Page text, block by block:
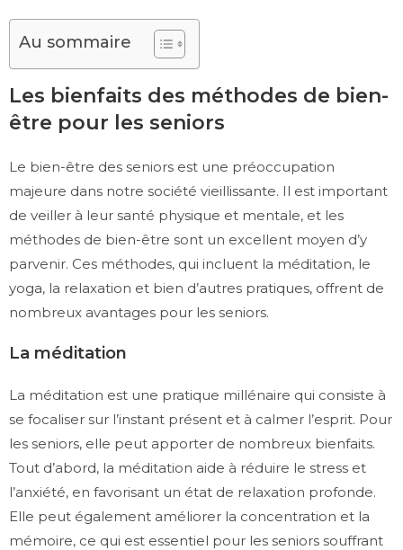
Au sommaire
Les bienfaits des méthodes de bien-
être pour les seniors
Le bien-être des seniors est une préoccupation
majeure dans notre société vieillissante. Il est important
de veiller à leur santé physique et mentale, et les
méthodes de bien-être sont un excellent moyen d’y
parvenir. Ces méthodes, qui incluent la méditation, le
yoga, la relaxation et bien d’autres pratiques, offrent de
nombreux avantages pour les seniors.
La méditation
La méditation est une pratique millénaire qui consiste à
se focaliser sur l’instant présent et à calmer l’esprit. Pour
les seniors, elle peut apporter de nombreux bienfaits.
Tout d’abord, la méditation aide à réduire le stress et
l’anxiété, en favorisant un état de relaxation profonde.
Elle peut également améliorer la concentration et la
mémoire, ce qui est essentiel pour les seniors souffrant